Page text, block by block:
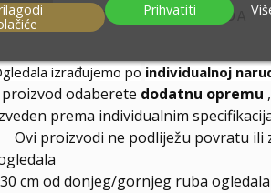
OPIS DETALJI PROIZVODA
izrađujemo po individualnoj
odaberete dodatnu opremu
prema individualnim
Ovi proizvodi ne podliježu povratu ili
cm od donjeg/gornjeg ruba ogledala
Prihvatiti